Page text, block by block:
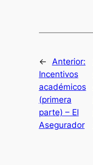
←
Anterior:
Incentivos
académicos
(primera
parte) – El
Asegurador